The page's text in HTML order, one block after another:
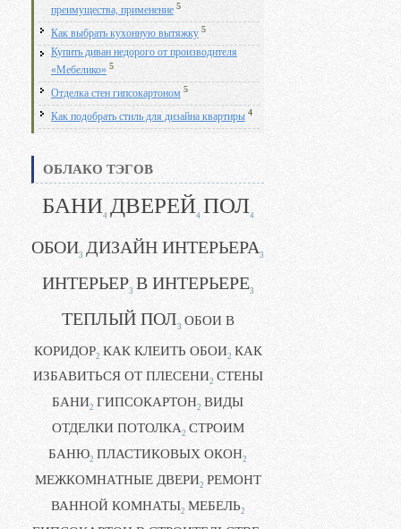
преимущества, применение 5
Как выбрать кухонную вытяжку 5
Купить диван недорого от производителя
«Мебелико» 5
Отделка стен гипсокартоном 5
Как подобрать стиль для дизайна квартиры 4
ОБЛАКО ТЭГОВ
БАНИ4 ДВЕРЕЙ4 ПОЛ4
ОБОИ3 ДИЗАЙН ИНТЕРЬЕРА3
ИНТЕРЬЕР3 В ИНТЕРЬЕРЕ3
ТЕПЛЫЙ ПОЛ3 ОБОИ В
КОРИДОР2 КАК КЛЕИТЬ ОБОИ2 КАК
ИЗБАВИТЬСЯ ОТ ПЛЕСЕНИ2 СТЕНЫ
БАНИ2 ГИПСОКАРТОН2 ВИДЫ
ОТДЕЛКИ ПОТОЛКА2 СТРОИМ
БАНЮ2 ПЛАСТИКОВЫХ ОКОН2
МЕЖКОМНАТНЫЕ ДВЕРИ2 РЕМОНТ
ВАННОЙ КОМНАТЫ2 МЕБЕЛЬ2